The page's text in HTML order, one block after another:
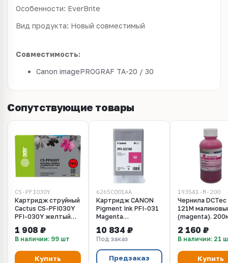
Особенности: EverBrite
Вид продукта: Новый совместимый
Совместимость:
Canon imagePROGRAF TA-20 / 30
Сопутствующие товары
CS-PFI030Y
Картридж струйный
Cactus CS-PFI030Y
PFI-030Y желтый
imagePROGRAF TA-
20/30
1 908 ₽
В наличии: 99 шт
Купить
6265C001AA
Картридж CANON
Pigment Ink PFI-031
Magenta
55ml
10 834 ₽
Под заказ
Предзаказ
193541-M-200
Чернила DCTec
121M
(magenta).
Для Canon TM-
240/255, TM-
350/355, TM-
2 160 ₽
В наличии: 21
Купить